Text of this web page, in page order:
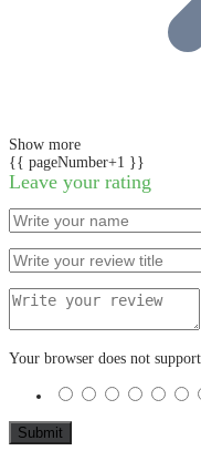
Show more
{{ pageNumber+1 }}
Leave your rating
Your browser does not